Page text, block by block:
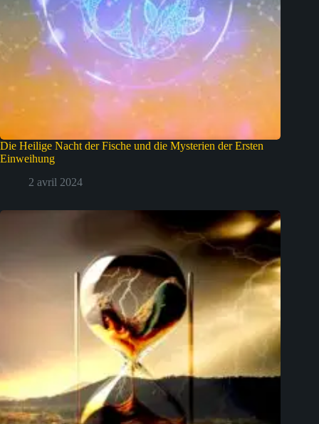
Die Heilige Nacht der Fische und die Mysterien der Ersten
Einweihung
2 avril 2024